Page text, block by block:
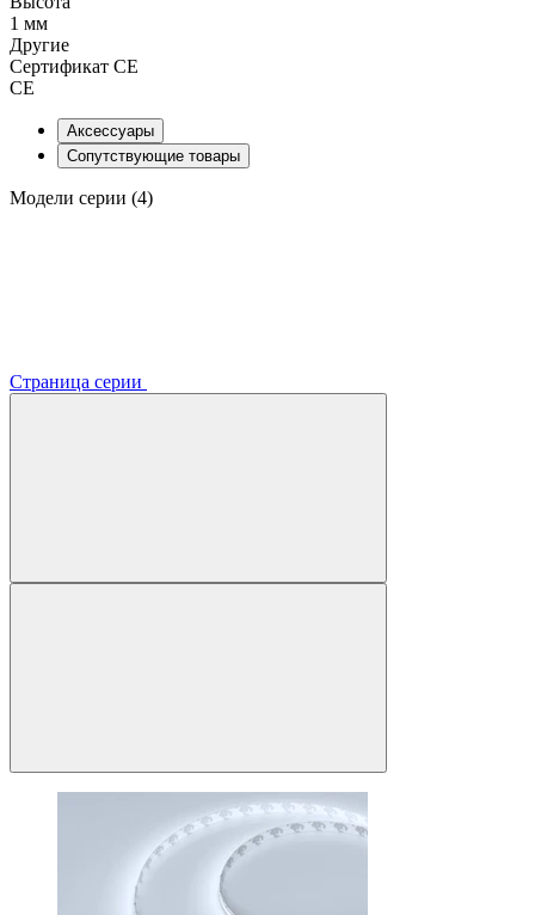
1 мм
Другие
Сертификат CE
CE
Аксессуары
Сопутствующие товары
Модели серии (4)
Страница серии